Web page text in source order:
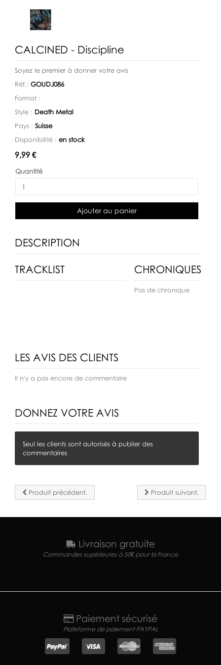
CALCINED - Discipline
Soyez le premier à donner votre avis
Réf.: GOUDJ086
Format :
Style : Death Metal
Pays : Suisse
Disponibilité : en stock
Disponibilité:
9,99 €
Quantité
Ajouter au panier
DESCRIPTION
TRACKLIST CHRONIQUES
Pas de chronique
LES AVIS DES CLIENTS
Il n'y a pas encore de commentaire
DONNEZ VOTRE AVIS
Seul les clients sont autorisés à publier des
commentaires
Produit précédent. Produit suivant.
Livraison gratuite
Commandes supérieures à 50€ pour la France
Paiement sécurisé
Plateforme de paiement PAYPAL